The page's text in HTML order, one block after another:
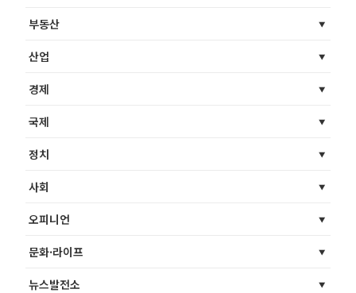
부동산
산업
경제
국제
정치
사회
오피니언
문화·라이프
뉴스발전소